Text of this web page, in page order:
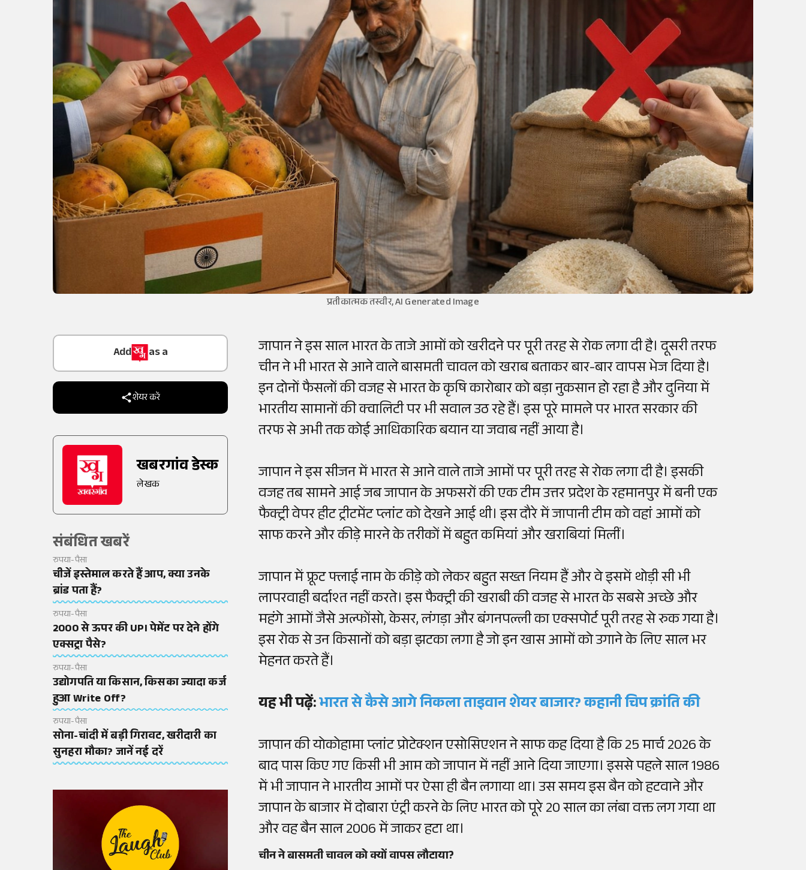
प्रतीकात्मक तस्वीर, AI Generated Image
Trusted Source on
शेयर करें
खबरगांव डेस्क
लेखक
संबंधित खबरें
रुपया-पैसा
चीजें इस्तेमाल करते हैं आप, क्या उनके
ब्रांड पता हैं?
रुपया-पैसा
2000 से ऊपर की UPI पेमेंट पर देने होंगे
एक्सट्रा पैसे?
रुपया-पैसा
उद्योगपति या किसान, किसका ज्यादा कर्ज
हुआ Write Off?
रुपया-पैसा
सोना-चांदी में बड़ी गिरावट, खरीदारी का
सुनहरा मौका? जानें नई दरें
जापान ने इस साल भारत के ताजे आमों को खरीदने पर पूरी तरह से रोक लगा दी है। दूसरी तरफ
चीन ने भी भारत से आने वाले बासमती चावल को खराब बताकर बार-बार वापस भेज दिया है।
इन दोनों फैसलों की वजह से भारत के कृषि कारोबार को बड़ा नुकसान हो रहा है और दुनिया में
भारतीय सामानों की क्वालिटी पर भी सवाल उठ रहे हैं। इस पूरे मामले पर भारत सरकार की
तरफ से अभी तक कोई आधिकारिक बयान या जवाब नहीं आया है।
जापान ने इस सीजन में भारत से आने वाले ताजे आमों पर पूरी तरह से रोक लगा दी है। इसकी
वजह तब सामने आई जब जापान के अफसरों की एक टीम उत्तर प्रदेश के रहमानपुर में बनी एक
फैक्ट्री वेपर हीट ट्रीटमेंट प्लांट को देखने आई थी। इस दौरे में जापानी टीम को वहां आमों को
साफ करने और कीड़े मारने के तरीकों में बहुत कमियां और खराबियां मिलीं।
जापान में फ्रूट फ्लाई नाम के कीड़े को लेकर बहुत सख्त नियम हैं और वे इसमें थोड़ी सी भी
लापरवाही बर्दाश्त नहीं करते। इस फैक्ट्री की खराबी की वजह से भारत के सबसे अच्छे और
महंगे आमों जैसे अल्फोंसो, केसर, लंगड़ा और बंगनपल्ली का एक्सपोर्ट पूरी तरह से रुक गया है।
इस रोक से उन किसानों को बड़ा झटका लगा है जो इन खास आमों को उगाने के लिए साल भर
मेहनत करते हैं।
यह भी पढ़ें:भारत से कैसे आगे निकला ताइवान शेयर बाजार? कहानी चिप क्रांति की
जापान की योकोहामा प्लांट प्रोटेक्शन एसोसिएशन ने साफ कह दिया है कि 25 मार्च 2026 के
बाद पास किए गए किसी भी आम को जापान में नहीं आने दिया जाएगा। इससे पहले साल 1986
में भी जापान ने भारतीय आमों पर ऐसा ही बैन लगाया था। उस समय इस बैन को हटवाने और
जापान के बाजार में दोबारा एंट्री करने के लिए भारत को पूरे 20 साल का लंबा वक्त लग गया था
और वह बैन साल 2006 में जाकर हटा था।
चीन ने बासमती चावल को क्यों वापस लौटाया?